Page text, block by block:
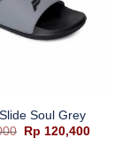
Soul Grey
Harga
aslinya
Rp 120,400